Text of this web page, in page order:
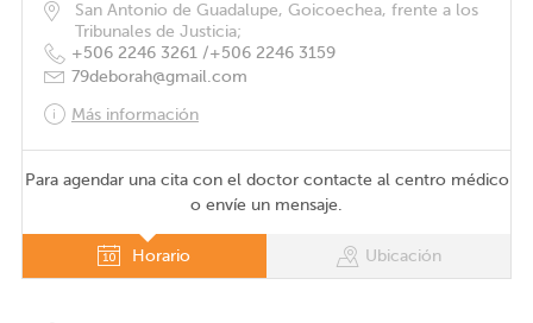
San Antonio de Guadalupe, Goicoechea, frente a los
Tribunales de Justicia;
+506 2246 3261 /+506 2246 3159
79deborah@gmail.com
Más información
Para agendar una cita con el doctor contacte al centro médico
o envíe un mensaje.
Horario Ubicación